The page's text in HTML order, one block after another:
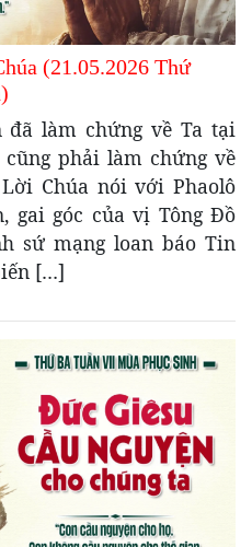
(21.05.2026 Thứ
đã làm chứng về Ta tại
phải làm chứng về
Chúa nói với Phaolô
gai góc của vị Tông Đồ
sứ mạng loan báo Tin
[…]